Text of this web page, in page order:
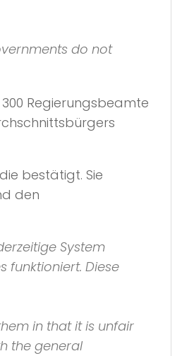
do not
Regierungsbeamte
bestätigt. Sie
den
System
funktioniert. Diese
in that it is unfair
the general